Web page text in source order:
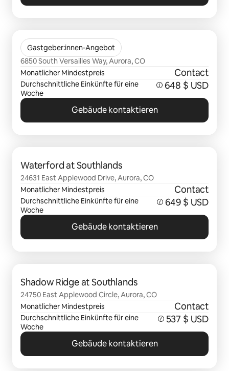
Gastgeber:innen-Angebot
Canyons at Saddle Rock
6850 South Versailles Way, Aurora, CO
Monatlicher Mindestpreis
Contact
Durchschnittliche Einkünfte für eine
Woche
648 $ USD
Gebäude kontaktieren
Waterford at Southlands
24631 East Applewood Drive, Aurora, CO
Monatlicher Mindestpreis
Contact
Durchschnittliche Einkünfte für eine
Woche
649 $ USD
Gebäude kontaktieren
Shadow Ridge at Southlands
24750 East Applewood Circle, Aurora, CO
Monatlicher Mindestpreis
Contact
Durchschnittliche Einkünfte für eine
Woche
537 $ USD
Gebäude kontaktieren